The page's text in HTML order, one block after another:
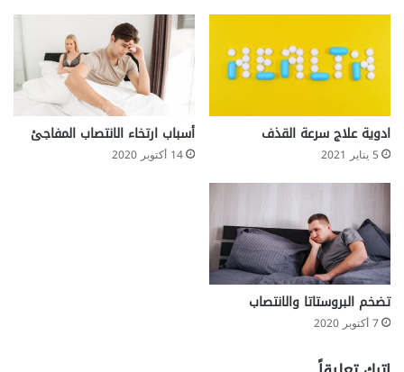
ادوية علاج سرعة القذف
5 يناير 2021
أسباب ارتخاء الانتصاب المفاجئ
14 أكتوبر 2020
تضخم البروستاتا والانتصاب
7 أكتوبر 2020